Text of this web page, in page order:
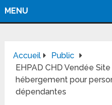
MENU
Accueil
Public
EHPAD CHD Vendée
hébergement pour
dépendantes